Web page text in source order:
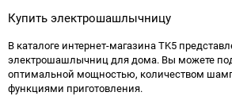
Купить электрошашлычницу
В каталоге интернет-магазина TK5
электрошашлычниц для дома. Вы можете
оптимальной мощностью, количеством
функциями приготовления.